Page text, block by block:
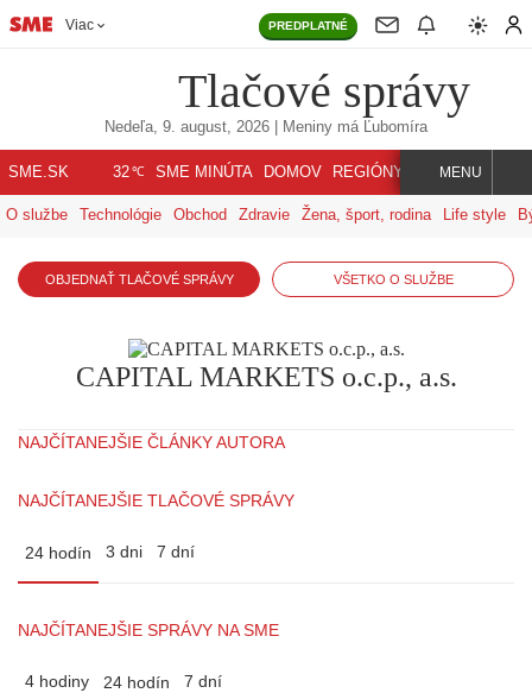
Viac PREDPLATNÉ
Tlačové správy
Nedeľa, 9. august, 2026 | Meniny má Ľubomíra
SME.SK 32℃ SME MINÚTA DOMOV REGIÓNY INDEX SVET
MENU
O službe Technológie Obchod Zdravie Žena, šport, rodina Life style
OBJEDNAŤ TLAČOVÉ SPRÁVY VŠETKO O SLUŽBE
CAPITAL MARKETS o.c.p., a.s.
NAJČÍTANEJŠIE ČLÁNKY AUTORA
NAJČÍTANEJŠIE TLAČOVÉ SPRÁVY
24 hodín 3 dni 7 dní
NAJČÍTANEJŠIE SPRÁVY NA SME
4 hodiny 24 hodín 7 dní